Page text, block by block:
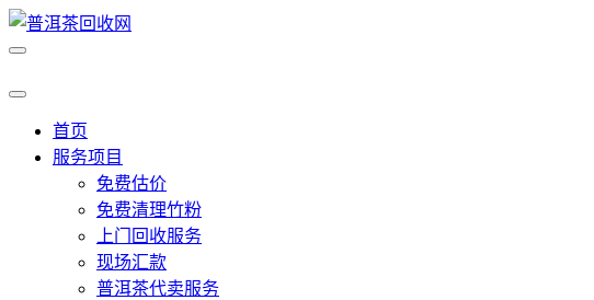
首页
服务项目
免费估价
免费清理竹粉
上门回收服务
现场汇款
普洱茶代卖服务